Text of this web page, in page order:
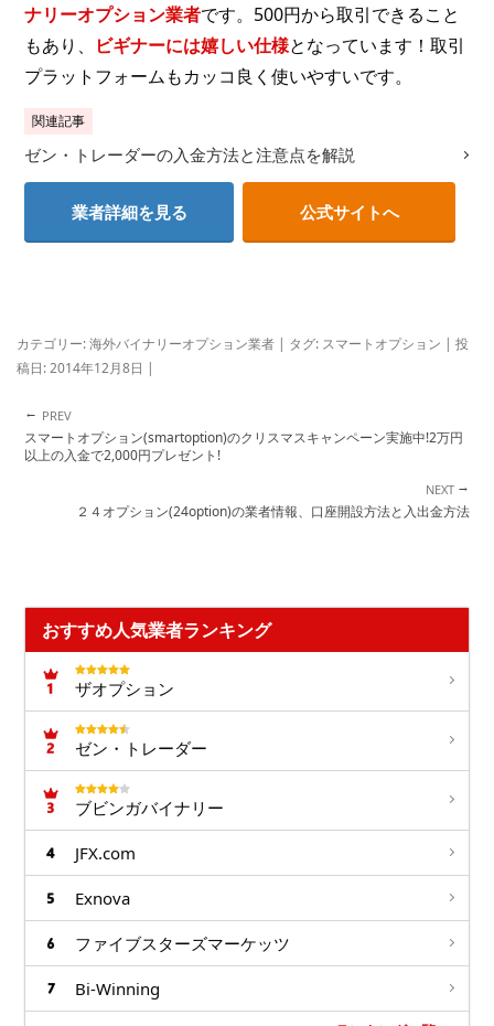
ナリーオプション業者です。500円から取引できること
もあり、
ビギナーには嬉しい仕様となっています！取引
プラットフォームもカッコ良く使いやすいです。
関連記事
ゼン・トレーダーの入金方法と注意点を解説
業者詳細を見る 公式サイトへ
カテゴリー:海外バイナリーオプション業者 | タグ: スマートオプション | 投
稿日:2014年12月8日 |
投稿ナビゲーション
←
スマートオプション(smartoption)のクリスマスキャンペーン実施中!2万円
以上の入金で2,000円プレゼント!
２４オプション(24option)の業者情報、口座開設方法と入出金方法
→
おすすめ人気業者ランキング
ザオプション
ゼン・トレーダー
ブビンガバイナリー
JFX.com
Exnova
ファイブスターズマーケッツ
Bi-Winning